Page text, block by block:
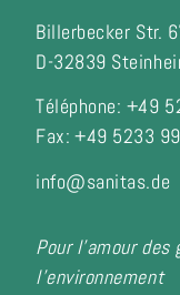
Billerbecker Str.
D-32839
Téléphone: +49
Fax: +49 5233
info@sanitas.de
Pour l'amour des
l'environnement